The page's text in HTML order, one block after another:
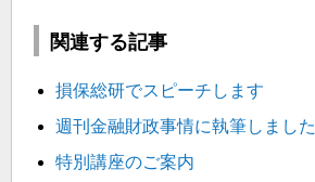
関連する記事
損保総研でスピーチします
週刊金融財政事情に執筆しました
特別講座のご案内